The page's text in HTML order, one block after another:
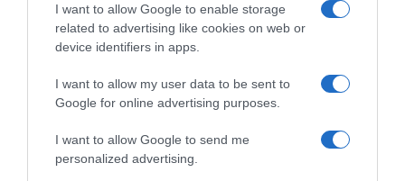
I want to allow Google to enable storage
related to advertising like cookies on web or
device identifiers in apps.
I want to allow my user data to be sent to
Google for online advertising purposes.
I want to allow Google to send me
personalized advertising.